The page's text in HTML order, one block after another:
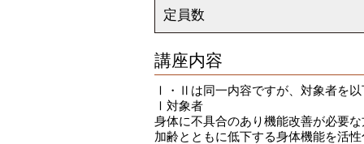
定員数
講座内容
Ⅰ・Ⅱは同一内容ですが、対象者を
Ⅰ対象者
身体に不具合のあり機能改善が必要
加齢とともに低下する身体機能を活